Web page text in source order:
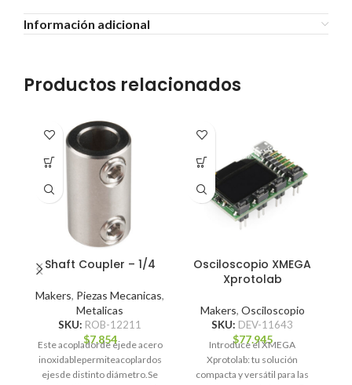
Información adicional
Productos relacionados
Shaft Coupler – 1/4
Makers, Piezas Mecanicas,
Metalicas
SKU: ROB-12211
$7.854
Este acopladorde ejede acero
inoxidablepermiteacoplardos
ejesde distinto diámetro.Se
Osciloscopio XMEGA
Xprotolab
Makers, Osciloscopio
SKU: DEV-11643
$77.945
Introduce el XMEGA
Xprotolab: tu solución
compacta y versátil para las